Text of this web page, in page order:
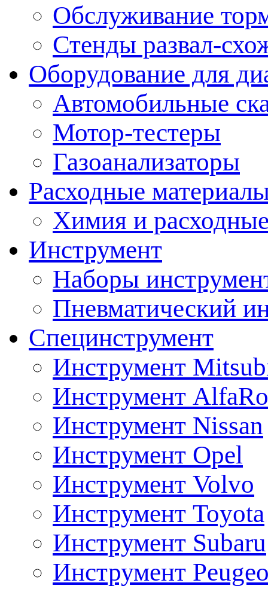
Обслуживание
Стенды развал-
Оборудование для
Автомобильные
Мотор-тестеры
Газоанализаторы
Расходные
Химия и
Инструмент
Наборы
Пневматический
Специнструмент
Инструмент
Инструмент
Инструмент Nissan
Инструмент Opel
Инструмент Volvo
Инструмент Toyota
Инструмент Subaru
Инструмент